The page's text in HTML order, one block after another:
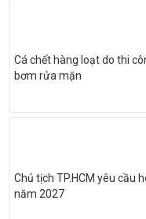
Cá chết hàng loạt do thi
bơm rửa mặn
Chủ tịch TP.HCM yêu cầu
năm 2027